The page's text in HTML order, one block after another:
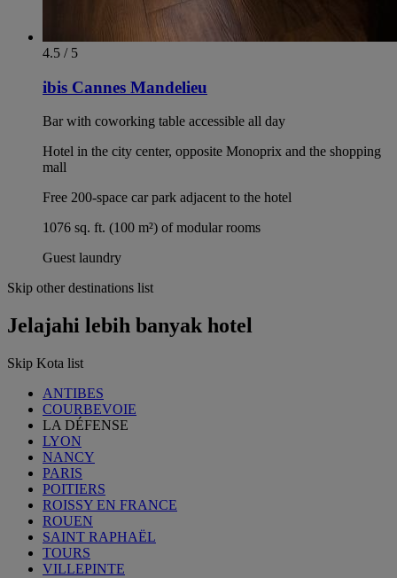
4.5 / 5
ibis Cannes Mandelieu
Bar with coworking table accessible all day
Hotel in the city center, opposite Monoprix and the shopping
mall
Free 200-space car park adjacent to the hotel
1076 sq. ft. (100 m²) of modular rooms
Guest laundry
Skip other destinations list
Jelajahi lebih banyak hotel
Skip Kota list
ANTIBES
COURBEVOIE
LA DÉFENSE
LYON
NANCY
PARIS
POITIERS
ROISSY EN FRANCE
ROUEN
SAINT RAPHAËL
TOURS
VILLEPINTE